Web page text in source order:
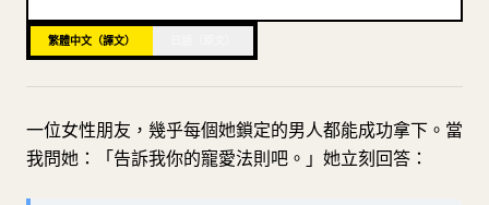
更新繁體中文（譯文）
一位女性朋友，幾乎每個她鎖定的男人都能成功拿下。當
我問她：「告訴我你的寵愛法則吧。」她立刻回答：